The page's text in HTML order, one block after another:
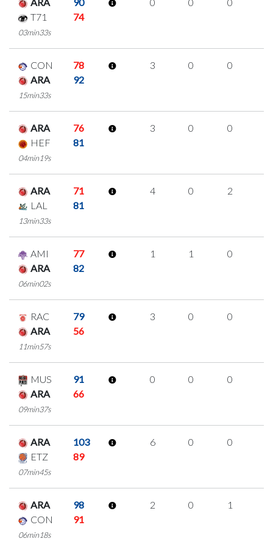
T71
74
03min33s
CON
78
ARA
92
15min33s
3 0 0
ARA
76
HEF
81
04min19s
3 0 0
ARA
71
LAL
81
13min33s
4 0 2
AMI
77
ARA
82
06min02s
1 1 0
RAC
79
ARA
56
11min57s
3 0 0
MUS
91
ARA
66
09min37s
0 0 0
ARA
103
ETZ
89
07min45s
6 0 0
ARA
98
CON
91
06min18s
2 0 1